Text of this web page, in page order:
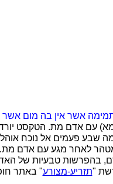
תמימה אשר אין בה מום
עם אדם מת. הטקסט
שבע פעמים אל נוכח אוהל
לאחר מגע עם אדם מת.
בהפרשות טבעיות של
"תזריע-מצורע" באתר